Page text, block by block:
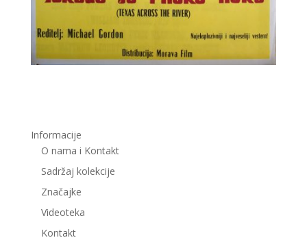
Informacije
O nama i Kontakt
Sadržaj kolekcije
Značajke
Videoteka
Kontakt